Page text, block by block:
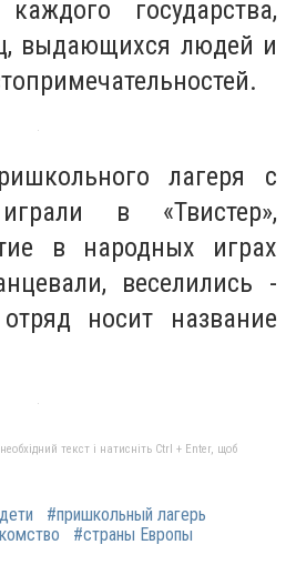
государства,
выдающихся людей и
лагеря с
в «Твистер»,
в народных играх
веселились -
носит название
текст і натисніть Ctrl + Enter, щоб
#пришкольный лагерь
#страны Европы